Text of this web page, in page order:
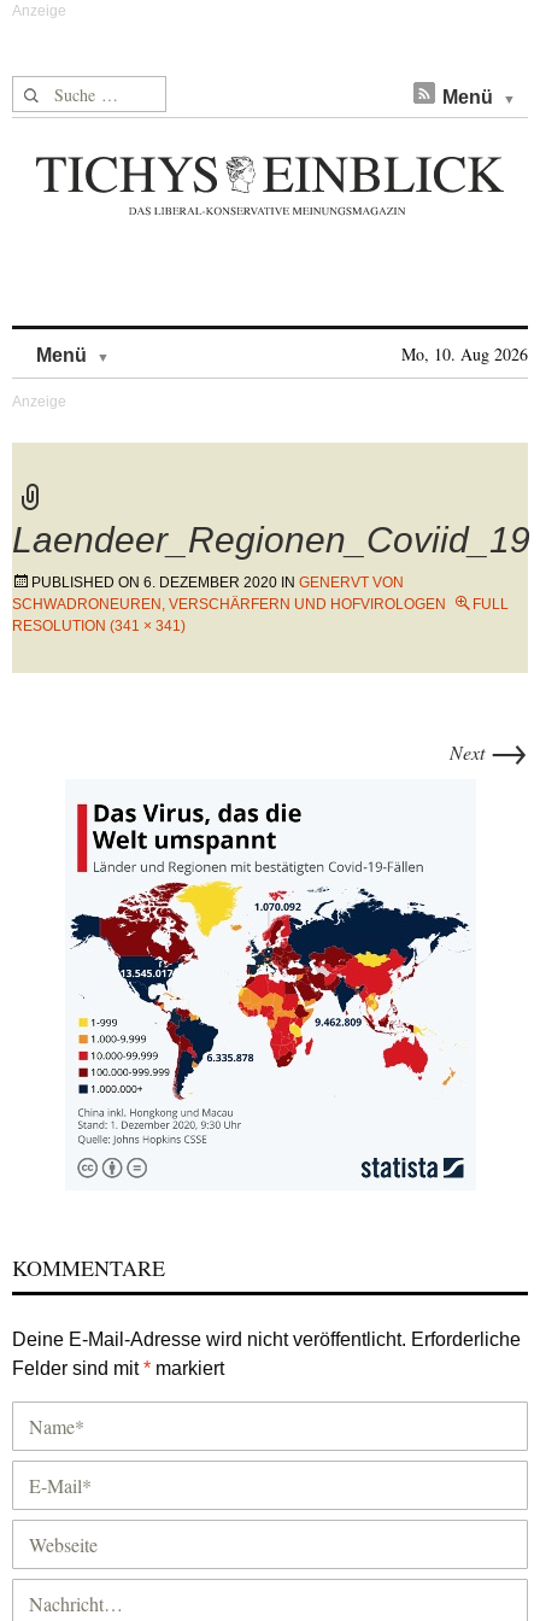
Suche nach: Menü
Menü Mo, 10. Aug 2026
Laendeer_Regionen_Coviid_19
PUBLISHED ON 6. DEZEMBER 2020 IN GENERVT VON
SCHWADRONEUREN, VERSCHÄRFERN UND HOFVIROLOGEN
FULL
RESOLUTION (341 × 341)
Next →
KOMMENTARE
Deine E-Mail-Adresse wird nicht veröffentlicht. Erforderliche
Felder sind mit* markiert